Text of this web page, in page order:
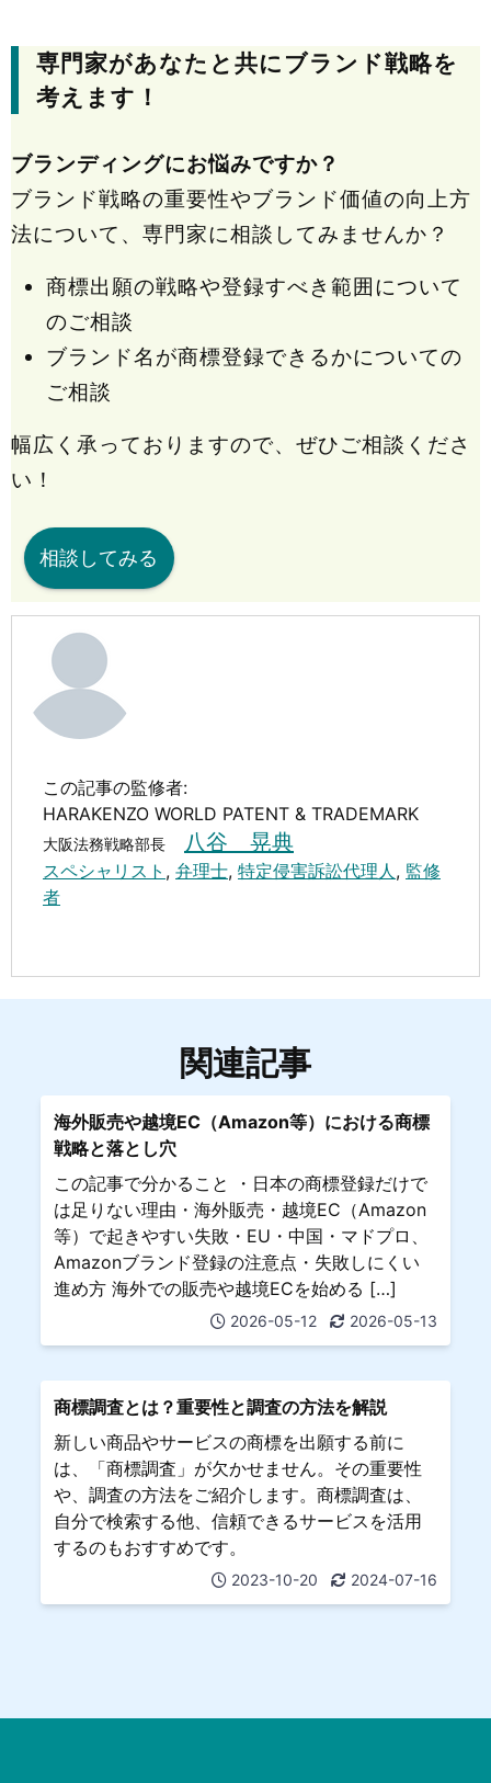
専門家があなたと共にブランド戦略を
考えます！
ブランディングにお悩みですか？
ブランド戦略の重要性やブランド価値の向上方
法について、専門家に相談してみませんか？
商標出願の戦略や登録すべき範囲について
のご相談
ブランド名が商標登録できるかについての
ご相談
幅広く承っておりますので、ぜひご相談くださ
い！
相談してみる
この記事の監修者:
HARAKENZO WORLD PATENT & TRADEMARK
大阪法務戦略部長 八谷 晃典
スペシャリスト , 弁理士, 特定侵害訴訟代理人 , 監修
者
関連記事
海外販売や越境EC（Amazon等）における商標
戦略と落とし穴
この記事で分かること ・日本の商標登録だけで
は足りない理由・海外販売・越境EC（Amazon
等）で起きやすい失敗・EU・中国・マドプロ、
Amazonブランド登録の注意点・失敗しにくい
進め方 海外での販売や越境ECを始める […]
2026-05-12 2026-05-13
商標調査とは？重要性と調査の方法を解説
新しい商品やサービスの商標を出願する前に
は、「商標調査」が欠かせません。その重要性
や、調査の方法をご紹介します。商標調査は、
自分で検索する他、信頼できるサービスを活用
するのもおすすめです。
2023-10-20 2024-07-16